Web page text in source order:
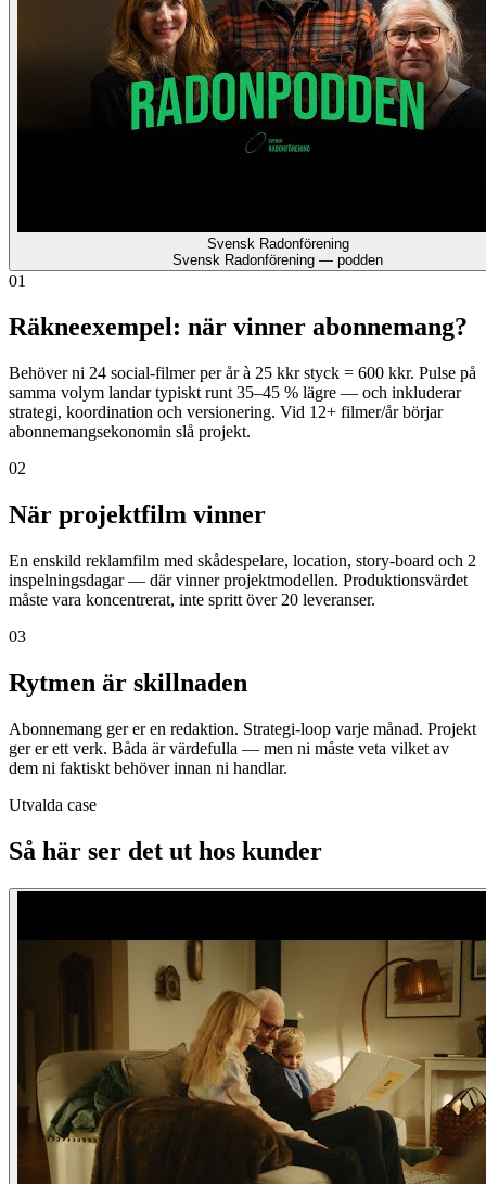
Svensk Radonförening
Svensk Radonförening — podden
01
Räkneexempel: när vinner abonnemang?
Behöver ni 24 social-filmer per år à 25 kkr styck = 600 kkr. Pulse på
samma volym landar typiskt runt 35–45 % lägre — och inkluderar
strategi, koordination och versionering. Vid 12+ filmer/år börjar
abonnemangsekonomin slå projekt.
02
När projektfilm vinner
En enskild reklamfilm med skådespelare, location, story-board och 2
inspelningsdagar — där vinner projektmodellen. Produktionsvärdet
måste vara koncentrerat, inte spritt över 20 leveranser.
03
Rytmen är skillnaden
Abonnemang ger er en redaktion. Strategi-loop varje månad. Projekt
ger er ett verk. Båda är värdefulla — men ni måste veta vilket av
dem ni faktiskt behöver innan ni handlar.
Utvalda case
Så här ser det ut hos kunder